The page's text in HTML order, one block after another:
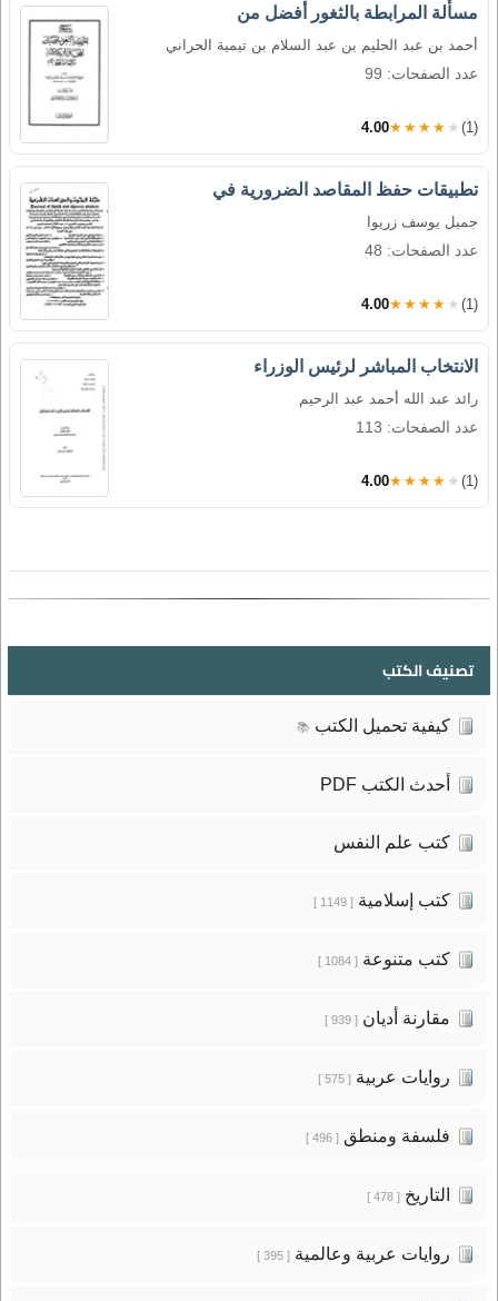
مسألة المرابطة بالثغور أفضل من
أحمد بن عبد الحليم بن عبد السلام بن تيمية الحراني
عدد الصفحات: 99
4.00★★★★★ (1)
تطبيقات حفظ المقاصد الضرورية في
جميل يوسف زريوا
عدد الصفحات: 48
4.00★★★★★ (1)
الانتخاب المباشر لرئيس الوزراء
رائد عبد الله أحمد عبد الرحيم
عدد الصفحات: 113
4.00★★★★★ (1)
تصنيف الكتب
كيفية تحميل الكتب 📚
أحدث الكتب PDF
كتب علم النفس
كتب إسلامية[ 1149 ]
كتب متنوعة[ 1084 ]
مقارنة أديان[ 939 ]
روايات عربية[ 575 ]
فلسفة ومنطق[ 496 ]
التاريخ[ 478 ]
روايات عربية وعالمية[ 395 ]